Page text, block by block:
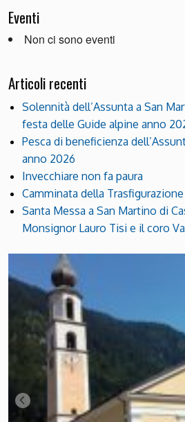
Eventi
Non ci sono eventi
Articoli recenti
Solennità dell’Assunta a San
festa delle Guide alpine anno
Pesca di beneficienza
anno 2026
Invecchiare non fa paura
Camminata della Trasfigurazione
Santa Messa a San Martino di
Monsignor Lauro Tisi e il coro